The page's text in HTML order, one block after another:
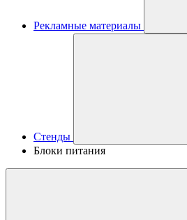
Рекламные материалы
Стенды
Блоки питания